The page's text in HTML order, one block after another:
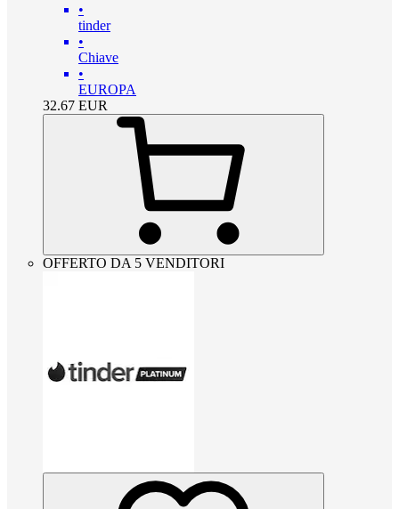
•
tinder
•
Chiave
•
EUROPA
32.67 EUR
OFFERTO DA 5 VENDITORI